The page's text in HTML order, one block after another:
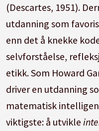
(Descartes, 1951).
utdanning som
enn det å knekke
selvforståelse,
etikk. Som Howard
driver en utdanning
matematisk
viktigste: å utvikle